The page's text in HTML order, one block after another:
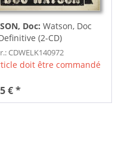
Doc: Watson, Doc
(2-CD)
CDWELK140972
doit être commandé
€ *